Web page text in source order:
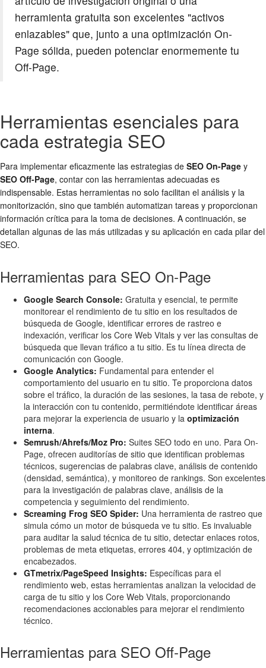
herramienta gratuita son excelentes "activos
enlazables" que, junto a una optimización On-
Page sólida, pueden potenciar enormemente tu
Off-Page.
Herramientas esenciales para
cada estrategia SEO
Para implementar eficazmente las estrategias de SEO On-Page y
SEO Off-Page, contar con las herramientas adecuadas es
indispensable. Estas herramientas no solo facilitan el análisis y la
monitorización, sino que también automatizan tareas y proporcionan
información crítica para la toma de decisiones. A continuación, se
detallan algunas de las más utilizadas y su aplicación en cada pilar del
SEO.
Herramientas para SEO On-Page
Google Search Console: Gratuita y esencial, te permite
monitorear el rendimiento de tu sitio en los resultados de
búsqueda de Google, identificar errores de rastreo e
indexación, verificar los Core Web Vitals y ver las consultas de
búsqueda que llevan tráfico a tu sitio. Es tu línea directa de
comunicación con Google.
Google Analytics: Fundamental para entender el
comportamiento del usuario en tu sitio. Te proporciona datos
sobre el tráfico, la duración de las sesiones, la tasa de rebote, y
la interacción con tu contenido, permitiéndote identificar áreas
para mejorar la experiencia de usuario y la optimización
interna.
Semrush/Ahrefs/Moz Pro: Suites SEO todo en uno. Para On-
Page, ofrecen auditorías de sitio que identifican problemas
técnicos, sugerencias de palabras clave, análisis de contenido
(densidad, semántica), y monitoreo de rankings. Son excelentes
para la investigación de palabras clave, análisis de la
competencia y seguimiento del rendimiento.
Screaming Frog SEO Spider: Una herramienta de rastreo que
simula cómo un motor de búsqueda ve tu sitio. Es invaluable
para auditar la salud técnica de tu sitio, detectar enlaces rotos,
problemas de meta etiquetas, errores 404, y optimización de
encabezados.
GTmetrix/PageSpeed Insights: Específicas para el
rendimiento web, estas herramientas analizan la velocidad de
carga de tu sitio y los Core Web Vitals, proporcionando
recomendaciones accionables para mejorar el rendimiento
técnico.
Herramientas para SEO Off-Page